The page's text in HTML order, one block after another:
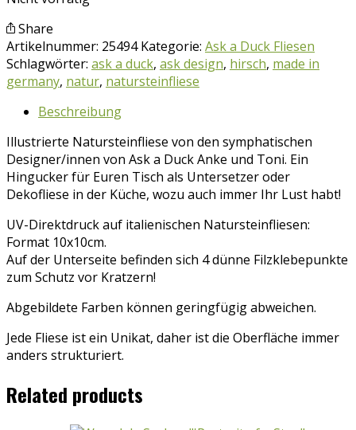
Share
Artikelnummer: 25494 Kategorie: Ask a Duck Fliesen
Schlagwörter: ask a duck, ask design, hirsch, made in
germany, natur, natursteinfliese
Beschreibung
Illustrierte Natursteinfliese von den symphatischen
Designer/innen von Ask a Duck Anke und Toni. Ein
Hingucker für Euren Tisch als Untersetzer oder
Dekofliese in der Küche, wozu auch immer Ihr Lust habt!
UV-Direktdruck auf italienischen Natursteinfliesen:
Format 10x10cm.
Auf der Unterseite befinden sich 4 dünne Filzklebepunkte
zum Schutz vor Kratzern!
Abgebildete Farben können geringfügig abweichen.
Jede Fliese ist ein Unikat, daher ist die Oberfläche immer
anders strukturiert.
Related products